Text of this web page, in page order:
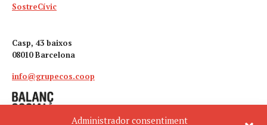
Administrador consentiment
SostreCívic
Casp, 43 baixos
08010 Barcelona
info@grupecos.coop